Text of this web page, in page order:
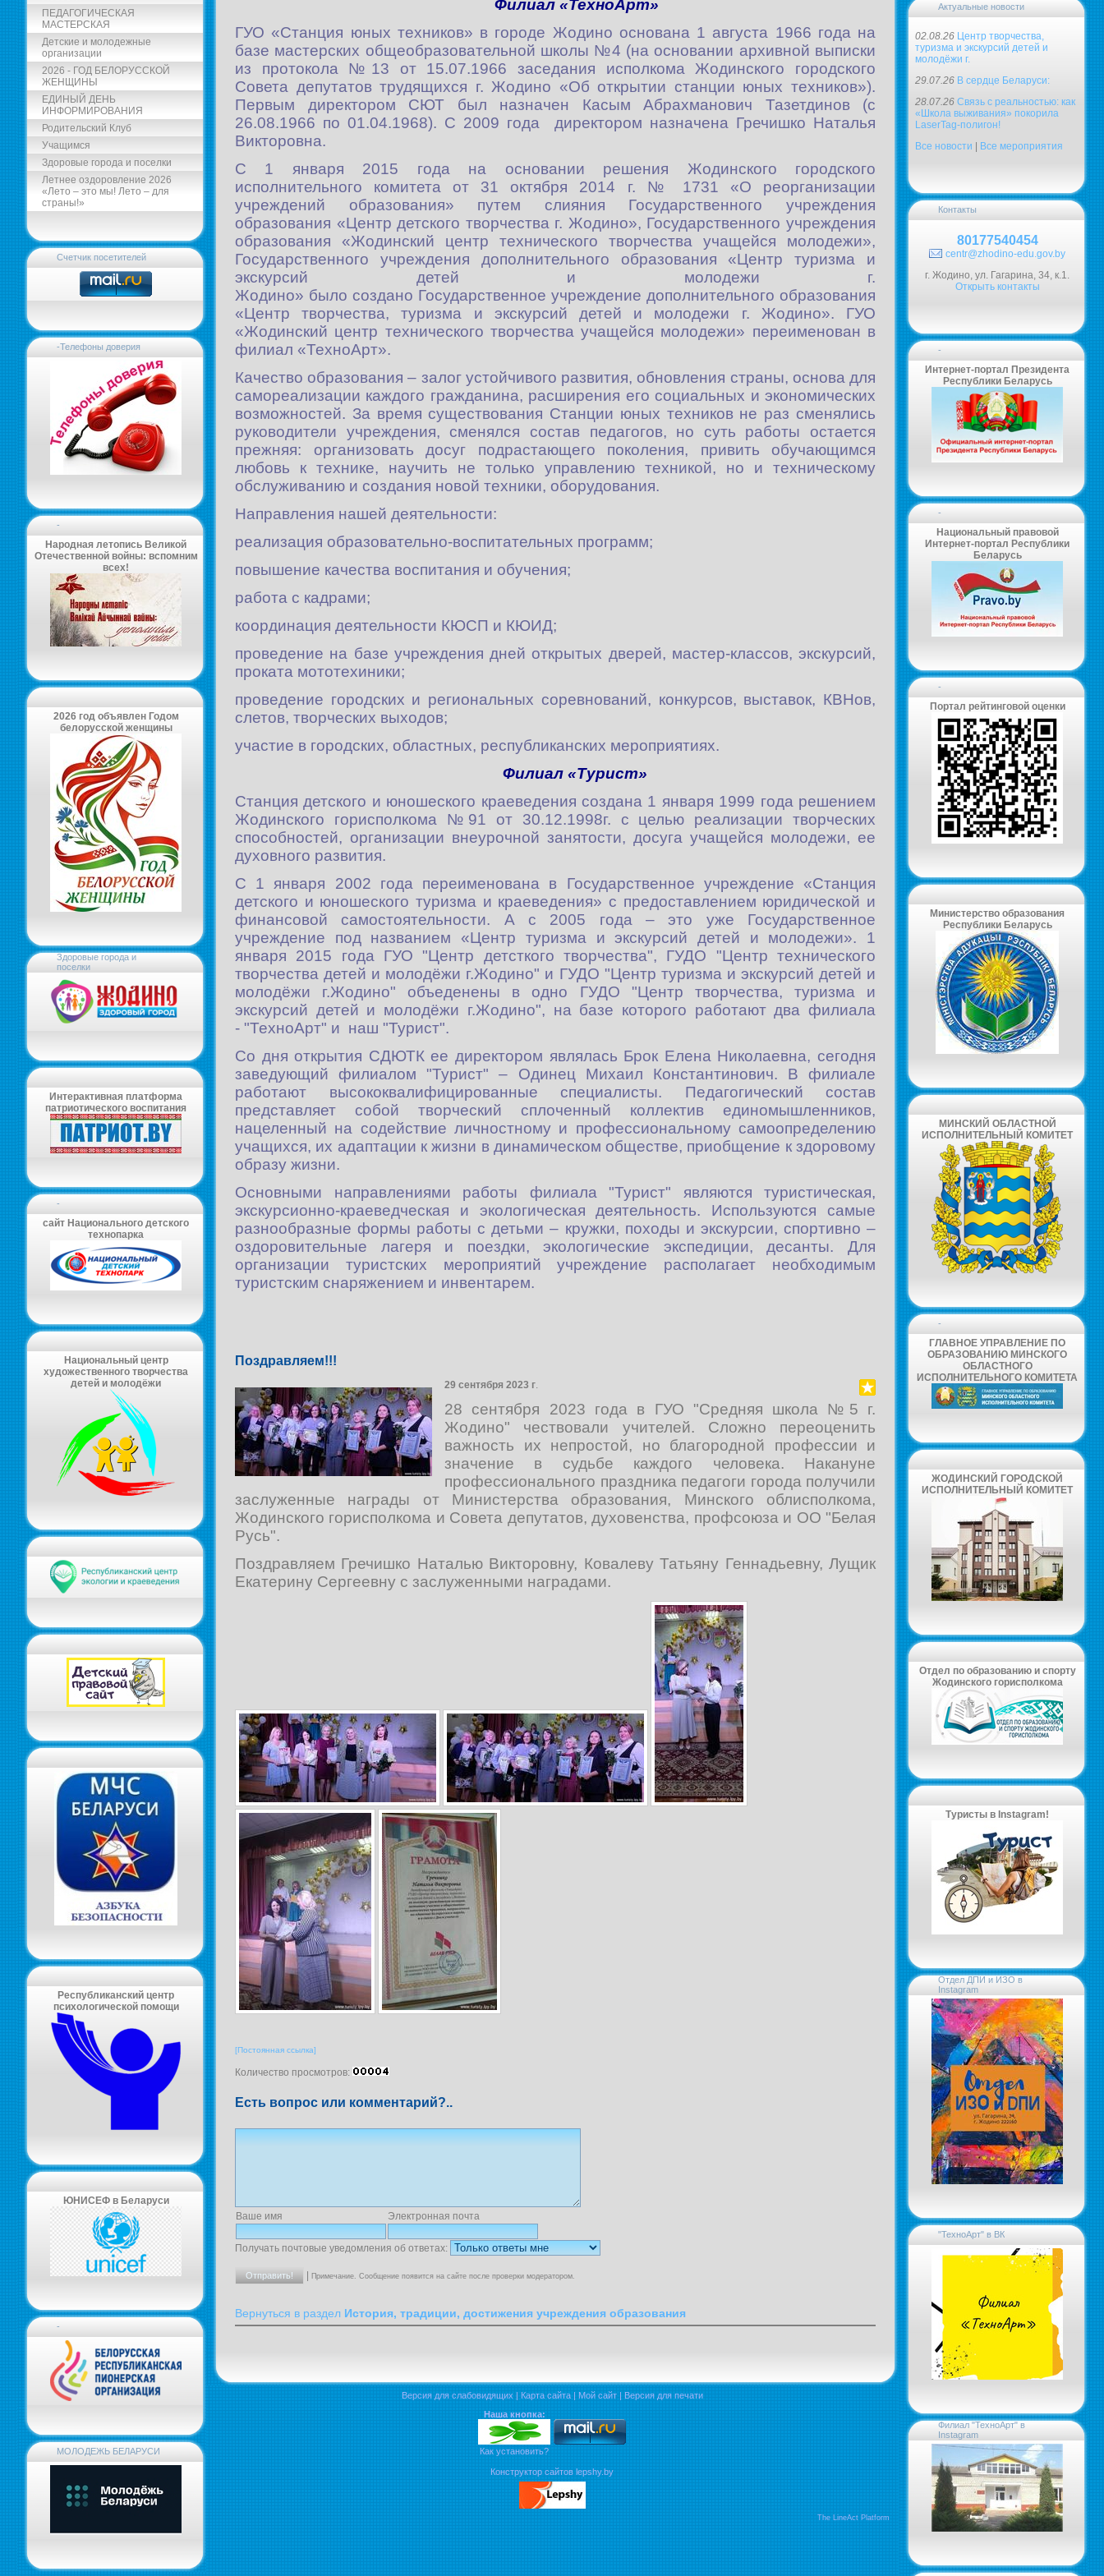
ПЕДАГОГИЧЕСКАЯ
МАСТЕРСКАЯ
Детские и молодежные
организации
2026 - ГОД БЕЛОРУССКОЙ
ЖЕНЩИНЫ
ЕДИНЫЙ ДЕНЬ
ИНФОРМИРОВАНИЯ
Родительский Клуб
Учащимся
Здоровые города и поселки
Летнее оздоровление 2026
«Лето – это мы! Лето – для
страны!»
Счетчик посетителей
-Телефоны доверия
-
Народная летопись Великой
Отечественной войны: вспомним
всех!
2026 год объявлен Годом
белорусской женщины
Здоровые города и
поселки
Интерактивная платформа
патриотического воспитания
-
сайт Национального детского
технопарка
Национальный центр
художественного творчества
детей и молодёжи
Республиканский центр
психологической помощи
ЮНИСЕФ в Беларуси
-
МОЛОДЕЖЬ БЕЛАРУСИ
Филиал «ТехноАрт»
ГУО «Станция юных техников» в городе Жодино основана 1 августа 1966 года на
базе мастерских общеобразовательной школы №4 (на основании архивной выписки
из протокола №13 от 15.07.1966 заседания исполкома Жодинского городского
Совета депутатов трудящихся г. Жодино «Об открытии станции юных техников»).
Первым директором СЮТ был назначен Касым Абрахманович Тазетдинов (с
26.08.1966 по 01.04.1968). С 2009 года директором назначена Гречишко Наталья
Викторовна.
С 1 января 2015 года на основании решения Жодинского городского
исполнительного комитета от 31 октября 2014 г. № 1731 «О реорганизации
учреждений образования» путем слияния Государственного учреждения
образования «Центр детского творчества г. Жодино», Государственного учреждения
образования «Жодинский центр технического творчества учащейся молодежи»,
Государственного учреждения дополнительного образования «Центр туризма и
экскурсий детей и молодежи г.
Жодино» было создано Государственное учреждение дополнительного образования
«Центр творчества, туризма и экскурсий детей и молодежи г. Жодино». ГУО
«Жодинский центр технического творчества учащейся молодежи» переименован в
филиал «ТехноАрт».
Качество образования – залог устойчивого развития, обновления страны, основа для
самореализации каждого гражданина, расширения его социальных и экономических
возможностей. За время существования Станции юных техников не раз сменялись
руководители учреждения, сменялся состав педагогов, но суть работы остается
прежняя: организовать досуг подрастающего поколения, привить обучающимся
любовь к технике, научить не только управлению техникой, но и техническому
обслуживанию и создания новой техники, оборудования.
Направления нашей деятельности:
реализация образовательно-воспитательных программ;
повышение качества воспитания и обучения;
работа с кадрами;
координация деятельности КЮСП и КЮИД;
проведение на базе учреждения дней открытых дверей, мастер-классов, экскурсий,
проката мототехиники;
проведение городских и региональных соревнований, конкурсов, выставок, КВНов,
слетов, творческих выходов;
участие в городских, областных, республиканских мероприятиях.
Филиал «Турист»
Станция детского и юношеского краеведения создана 1 января 1999 года решением
Жодинского горисполкома №91 от 30.12.1998г. с целью реализации творческих
способностей, организации внеурочной занятости, досуга учащейся молодежи, ее
духовного развития.
С 1 января 2002 года переименована в Государственное учреждение «Станция
детского и юношеского туризма и краеведения» с предоставлением юридической и
финансовой самостоятельности. А с 2005 года – это уже Государственное
учреждение под названием «Центр туризма и экскурсий детей и молодежи». 1
января 2015 года ГУО "Центр детсткого творчества", ГУДО "Центр технического
творчества детей и молодёжи г.Жодино" и ГУДО "Центр туризма и экскурсий детей и
молодёжи г.Жодино" объеденены в одно ГУДО "Центр творчества, туризма и
экскурсий детей и молодёжи г.Жодино", на базе которого работают два филиала
- "ТехноАрт" и наш "Турист".
Со дня открытия СДЮТК ее директором являлась Брок Елена Николаевна, сегодня
заведующий филиалом "Турист" – Одинец Михаил Константинович. В филиале
работают высококвалифицированные специалисты. Педагогический состав
представляет собой творческий сплоченный коллектив единомышленников,
нацеленный на содействие личностному и профессиональному самоопределению
учащихся, их адаптации к жизни в динамическом обществе, приобщение к здоровому
образу жизни.
Основными направлениями работы филиала "Турист" являются туристическая,
экскурсионно-краеведческая и экологическая деятельность. Используются самые
разнообразные формы работы с детьми – кружки, походы и экскурсии, спортивно –
оздоровительные лагеря и поездки, экологические экспедиции, десанты. Для
организации туристских мероприятий учреждение располагает необходимым
туристским снаряжением и инвентарем.
Поздравляем!!!
29 сентября 2023 г.
28 сентября 2023 года в ГУО "Средняя школа №5 г.
Жодино" чествовали учителей. Сложно переоценить
важность их непростой, но благородной профессии и
значение в судьбе каждого человека. Накануне
профессионального праздника педагоги города получили
заслуженные награды от Министерства образования, Минского облисполкома,
Жодинского горисполкома и Совета депутатов, духовенства, профсоюза и ОО "Белая
Русь".
Поздравляем Гречишко Наталью Викторовну, Ковалеву Татьяну Геннадьевну, Лущик
Екатерину Сергеевну с заслуженными наградами.
[Постоянная ссылка]
Количество просмотров:
Есть вопрос или комментарий?..
Ваше имя Электронная почта
Получать почтовые уведомления об ответах:
| Примечание. Сообщение появится на сайте после проверки модератором.
Вернуться в раздел История, традиции, достижения учреждения образования
Версия для слабовидящих | Карта сайта | Мой сайт | Версия для печати
Наша кнопка:
Как установить?
Конструктор сайтов lepshy.by
The LineAct Platform
Актуальные новости
02.08.26 Центр творчества,
туризма и экскурсий детей и
молодёжи г.
29.07.26 В сердце Беларуси:
28.07.26 Связь с реальностью: как
«Школа выживания» покорила
LaserTag-полигон!
Все новости
Все мероприятия
Контакты
80177540454
centr@zhodino-edu.gov.by
г. Жодино, ул. Гагарина, 34, к.1.
Открыть контакты
-
Интернет-портал Президента
Республики Беларусь
-
Национальный правовой
Интернет-портал Республики
Беларусь
-
Портал рейтинговой оценки
Министерство образования
Республики Беларусь
МИНСКИЙ ОБЛАСТНОЙ
ИСПОЛНИТЕЛЬНЫЙ КОМИТЕТ
-
ГЛАВНОЕ УПРАВЛЕНИЕ ПО
ОБРАЗОВАНИЮ МИНСКОГО
ОБЛАСТНОГО
ИСПОЛНИТЕЛЬНОГО КОМИТЕТА
ЖОДИНСКИЙ ГОРОДСКОЙ
ИСПОЛНИТЕЛЬНЫЙ КОМИТЕТ
Отдел по образованию и спорту
Жодинского горисполкома
Туристы в Instagram!
Отдел ДПИ и ИЗО в
Instagram
"ТехноАрт" в ВК
Филиал "ТехноАрт" в
Instagram